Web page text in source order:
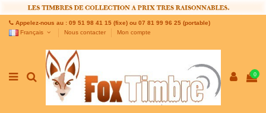
Appelez-nous au : 09 51 98 41 15 (fixe) ou 07 81 99 96 25 (portable)
Français
Nous contacter Mon compte
0